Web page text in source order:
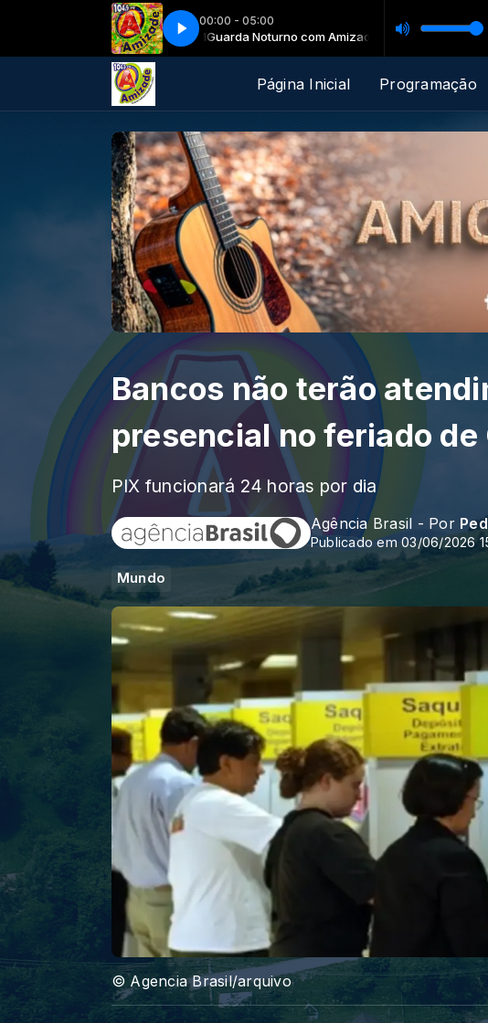
00:00 - 05:00
com Amizade FMGuarda Noturno com Amizade FM
Página Inicial Programação
Bancos não terão
presencial no feriado
PIX funcionará 24 horas por dia
Agência Brasil - Por
Publicado em 03/06/2026
Mundo
© Agencia Brasil/arquivo